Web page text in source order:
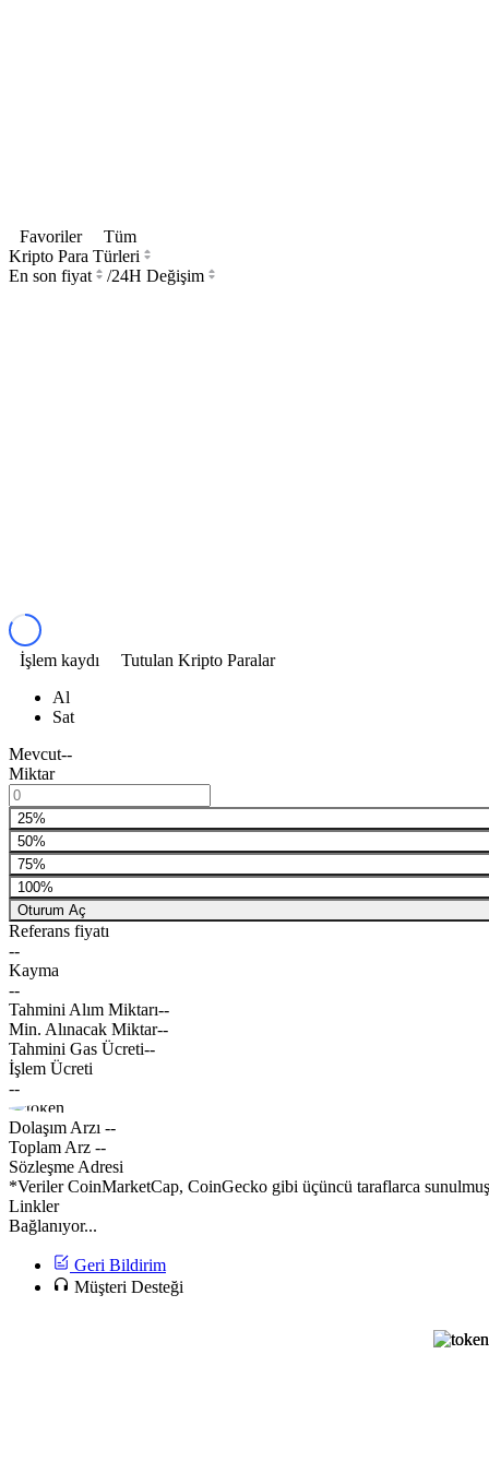
Favoriler
Tüm
Kripto Para Türleri
En son fiyat
/24H Değişim
İşlem kaydı
Tutulan Kripto Paralar
Al
Sat
Mevcut--
Miktar
25%
50%
75%
100%
Oturum Aç
Referans fiyatı
--
Kayma
--
Tahmini Alım Miktarı--
Min. Alınacak Miktar--
Tahmini Gas Ücreti--
İşlem Ücreti
--
Dolaşım Arzı --
Toplam Arz --
Sözleşme Adresi
*Veriler CoinMarketCap, CoinGecko gibi üçüncü taraflarca
Linkler
Bağlanıyor...
Geri Bildirim
Müşteri Desteği